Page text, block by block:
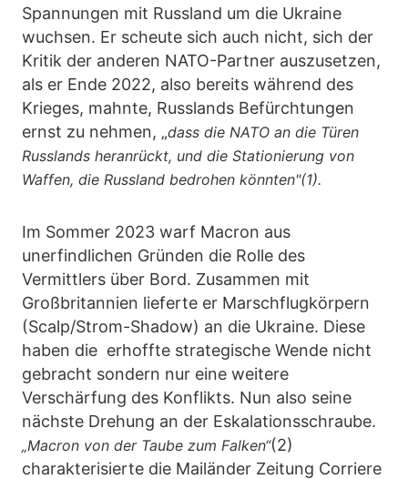
Spannungen mit Russland um die Ukraine
wuchsen. Er scheute sich auch nicht, sich der
Kritik der anderen NATO-Partner auszusetzen,
als er Ende 2022, also bereits während des
Krieges, mahnte, Russlands Befürchtungen
ernst zu nehmen, „dass die NATO an die Türen
Russlands heranrückt, und die Stationierung von
Waffen, die Russland bedrohen könnten"(1).
Im Sommer 2023 warf Macron aus
unerfindlichen Gründen die Rolle des
Vermittlers über Bord. Zusammen mit
Großbritannien lieferte er Marschflugkörpern
(Scalp/Strom-Shadow) an die Ukraine. Diese
haben die erhoffte strategische Wende nicht
gebracht sondern nur eine weitere
Verschärfung des Konflikts. Nun also seine
nächste Drehung an der Eskalationsschraube.
„Macron von der Taube zum Falken“(2)
charakterisierte die Mailänder Zeitung Corriere